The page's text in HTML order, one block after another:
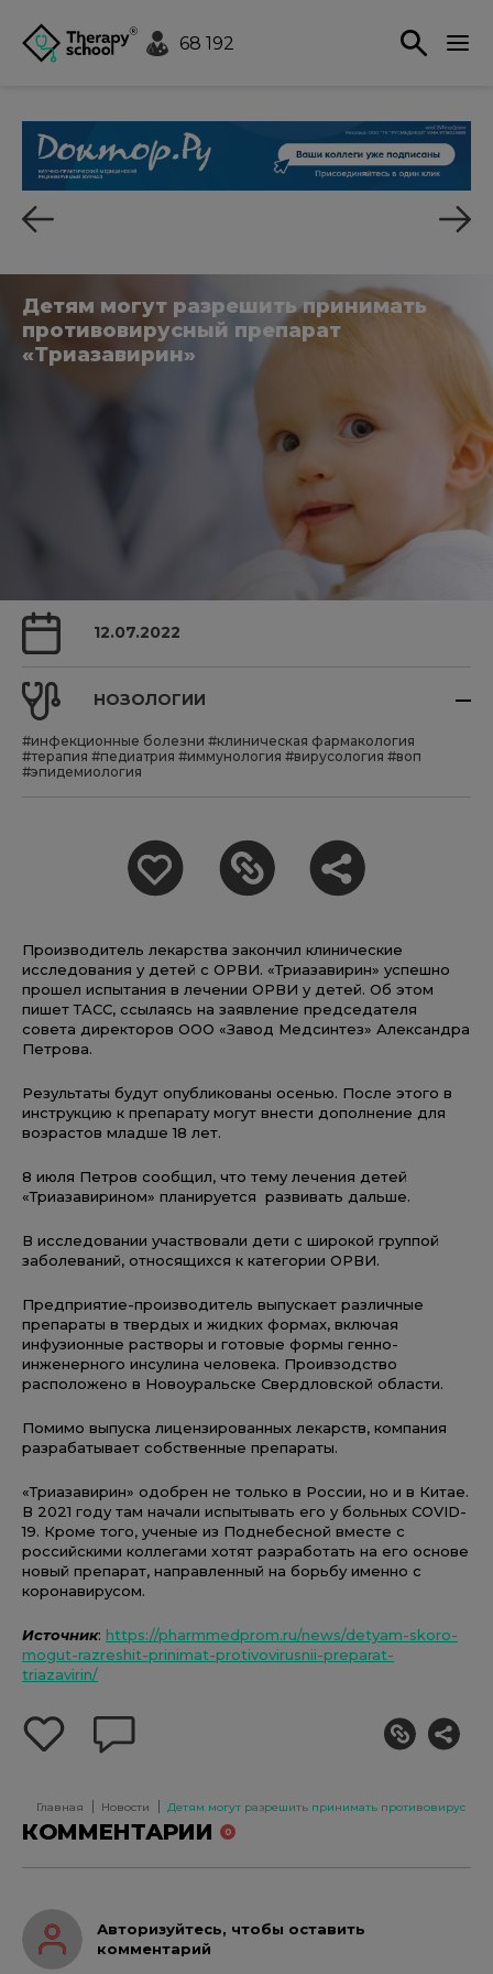
68 192
Детям могут разрешить принимать
противовирусный препарат
«Триазавирин»
12.07.2022
НОЗОЛОГИИ
#инфекционные болезни #клиническая фармакология
#терапия #педиатрия #иммунология #вирусология #воп
#эпидемиология
Производитель лекарства закончил клинические
исследования у детей с ОРВИ. «Триазавирин» успешно
прошел испытания в лечении ОРВИ у детей. Об этом
пишет ТАСС, ссылаясь на заявление председателя
совета директоров ООО «Завод Медсинтез» Александра
Петрова.
Результаты будут опубликованы осенью. После этого в
инструкцию к препарату могут внести дополнение для
возрастов младше 18 лет.
8 июля Петров сообщил, что тему лечения детей
«Триазавирином» планируется развивать дальше.
В исследовании участвовали дети с широкой группой
заболеваний, относящихся к категории ОРВИ.
Предприятие-производитель выпускает различные
препараты в твердых и жидких формах, включая
инфузионные растворы и готовые формы генно-
инженерного инсулина человека. Проивзодство
расположено в Новоуральске Свердловской области.
Помимо выпуска лицензированных лекарств, компания
разрабатывает собственные препараты.
«Триазавирин» одобрен не только в России, но и в Китае.
В 2021 году там начали испытывать его у больных COVID-
19. Кроме того, ученые из Поднебесной вместе с
российскими коллегами хотят разработать на его основе
новый препарат, направленный на борьбу именно с
коронавирусом.
Источник: https://pharmmedprom.ru/news/detyam-skoro-
mogut-razreshit-prinimat-protivovirusnii-preparat-
triazavirin/
добавить
себе
Главная Новости Детям могут разрешить принимать противовирусный
КОММЕНТАРИИ 0
Авторизуйтесь, чтобы оставить
комментарий